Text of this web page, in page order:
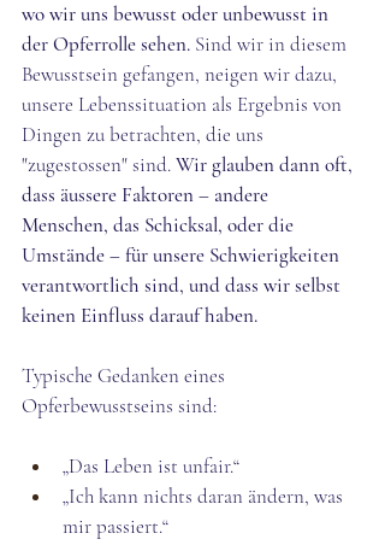
wo wir uns bewusst oder unbewusst in
der Opferrolle sehen. Sind wir in diesem
Bewusstsein gefangen, neigen wir dazu,
unsere Lebenssituation als Ergebnis von
Dingen zu betrachten, die uns
"zugestossen" sind. Wir glauben dann oft,
dass äussere Faktoren – andere
Menschen, das Schicksal, oder die
Umstände – für unsere Schwierigkeiten
verantwortlich sind, und dass wir selbst
keinen Einfluss darauf haben.
Typische Gedanken eines
Opferbewusstseins sind:
„Das Leben ist unfair.“
„Ich kann nichts daran ändern, was
mir passiert.“